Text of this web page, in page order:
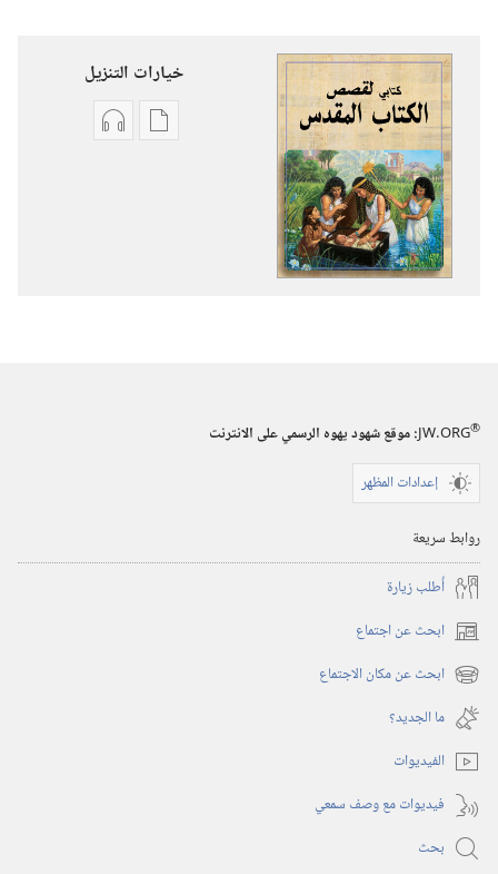
خيارات التنزيل
خياراتخيارات
JW.ORG®
:‏ موقع شهود يهوه الرسمي على الانترنت
إعدادات المظهر
روابط سريعة
أُطلب زيارة
ابحث عن اجتماع (يفتح
نافذة ابحث عن مكان الاجتماع (يفتح
نافذة
جديدة)
ما الجديد؟‏
الفيديوات
فيديوات مع وصف سمعي
بحث